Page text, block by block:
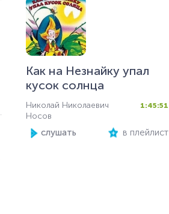
Как на Незнайку упал
кусок солнца
Николай Николаевич
Носов
1:45:51
слушать в плейлист